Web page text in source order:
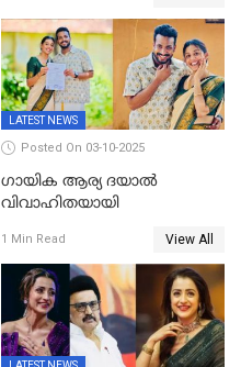
ലോക 300 കോടി ക്ലബ്ബിൽ
LATEST NEWS
Posted On 03-10-2025
ഗായിക ആര്യ ദയാൽ
വിവാഹിതയായി
1 Min Read View All